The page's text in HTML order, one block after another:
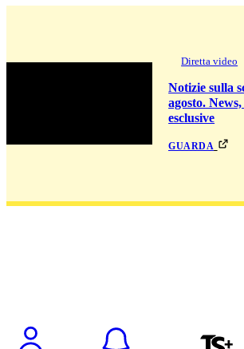
Diretta video
Notizie sulla
agosto.
esclusive
guarda